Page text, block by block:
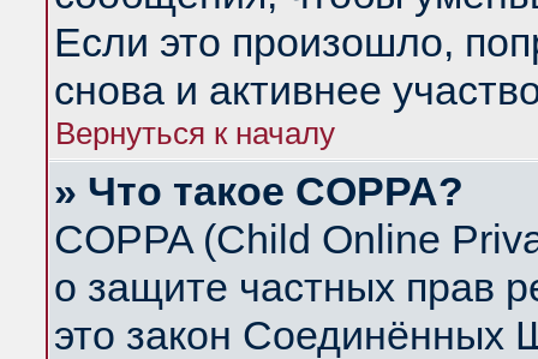
Если это произошло,
снова и активнее
Вернуться к началу
» Что такое COPPA?
COPPA (Child Online
о защите частных прав
это закон Соединённых